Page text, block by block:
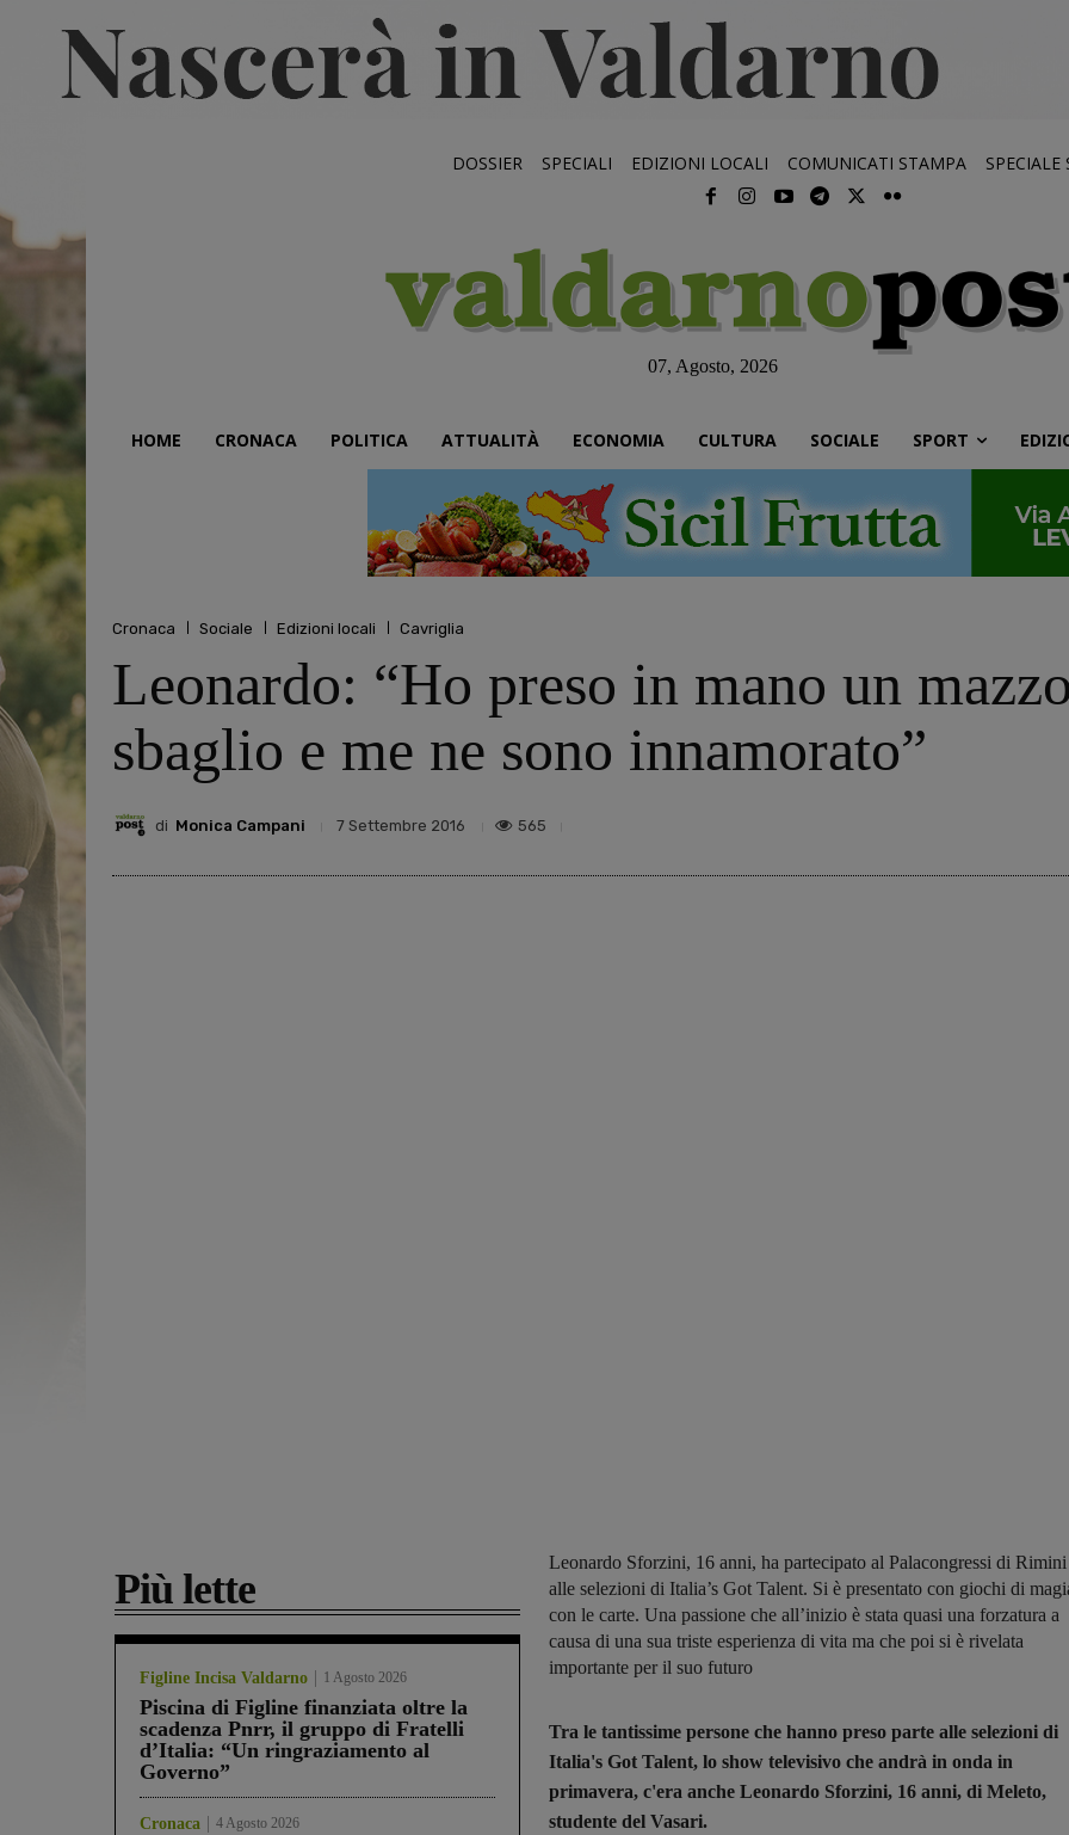
DOSSIER SPECIALI EDIZIONI LOCALI COMUNICATI STAMPA SPECIALE
07, Agosto, 2026
HOME CRONACA POLITICA ATTUALITÀ ECONOMIA CULTURA SOCIALE SPORT
Cronaca Sociale Edizioni locali Cavriglia
Leonardo: “Ho preso in mano un
sbaglio e me ne sono innamorato”
di Monica Campani 7 Settembre 2016 565
Più lette
Figline Incisa Valdarno 1 Agosto 2026
Piscina di Figline finanziata oltre la
scadenza Pnrr, il gruppo di Fratelli
d’Italia: “Un ringraziamento al
Governo”
Cronaca 4 Agosto 2026
Leonardo Sforzini, 16 anni, ha partecipato al Palacongressi di Rimini
alle selezioni di Italia’s Got Talent. Si è presentato con giochi di
con le carte. Una passione che all’inizio è stata quasi una forzatura a
causa di una sua triste esperienza di vita ma che poi si è rivelata
importante per il suo futuro
Tra le tantissime persone che hanno preso parte alle selezioni di
Italia's Got Talent, lo show televisivo che andrà in onda in
primavera, c'era anche Leonardo Sforzini, 16 anni, di Meleto,
studente del Vasari.